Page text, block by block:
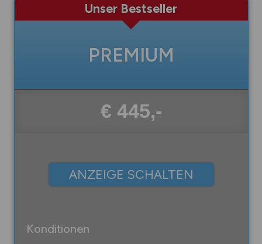
Unser Bestseller
PREMIUM
€ 445,-
ANZEIGE SCHALTEN
Konditionen